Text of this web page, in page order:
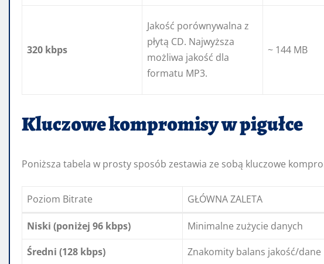
320 kbps
Jakość porównywalna z
płytą CD. Najwyższa
możliwa jakość dla
formatu MP3.
~ 144 MB
Kluczowe kompromisy w pigułce
Poniższa tabela w prosty sposób zestawia ze sobą kluczowe
Poziom Bitrate GŁÓWNA ZALETA
Niski (poniżej 96 kbps) Minimalne zużycie danych
Średni (128 kbps)
Znakomity balans jakość/dane